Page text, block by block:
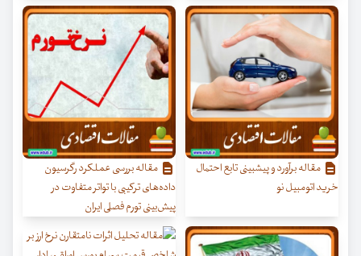
مقاله برآورد و پیش‏بینی تابع احتمال
خرید اتومبیل نو
مقاله بررسی عملکرد رگرسیون‌
داده‌های ترکیبی با تواتر متفاوت در
پیش‌بینی تورم فصلی ایران